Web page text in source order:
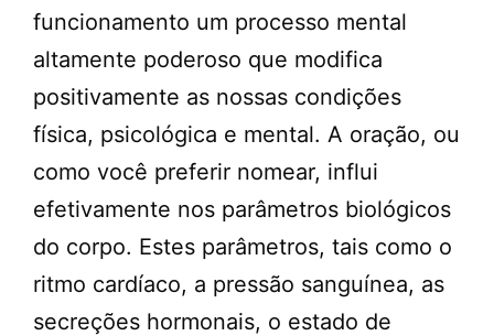
funcionamento um processo mental
altamente poderoso que modifica
positivamente as nossas condições
física, psicológica e mental. A oração, ou
como você preferir nomear, influi
efetivamente nos parâmetros biológicos
do corpo. Estes parâmetros, tais como o
ritmo cardíaco, a pressão sanguínea, as
secreções hormonais, o estado de